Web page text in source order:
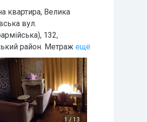
квартира, Велика
вул.
132,
район. Метраж ещё
1 / 13